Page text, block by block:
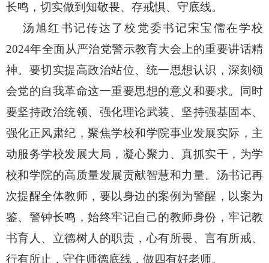
长鸣，切实做到知敬畏、存戒惧、守底线。
汤旭红书记传达了校党委书记宋宝儒在学校
2024年全面从严治党警示教育大会上的重要讲话精
神。要切实提高政治站位、统一思想认识，深刻领
会党的自我革命这一重要思想的意义和要求。同时
要坚持政治统领、强化理论武装、坚持强基固本、
强化正风肃纪，聚焦学校和学院事业发展实际，主
动服务学校发展大局，凝心聚力、真抓实干，为学
校和学院的高质量发展贡献智慧和力量。汤书记再
次提醒全体教师，要以身边的案例为警醒，以案为
鉴、警钟长鸣，始终牢记自己的教师身份，牢记教
书育人、立德树人的职责，心有所畏、言有所戒、
行有所止，守住师德底线，做四有好老师。